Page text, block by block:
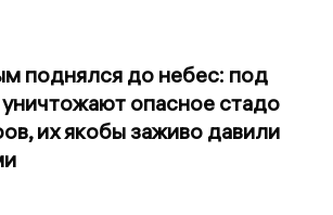
поднялся до небес: под
опасное стадо
их якобы заживо давили